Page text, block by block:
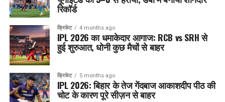
रिकॉर्ड
क्रिकेट 4 months ago
IPL 2026 का धमाकेदार आगाज: RCB vs SRH से
हुई शुरुआत, धोनी कुछ मैचों से बाहर
क्रिकेट 5 months ago
IPL 2026: बिहार के तेज गेंदबाज आकाशदीप पीठ की
चोट के कारण पूरे सीज़न से बाहर